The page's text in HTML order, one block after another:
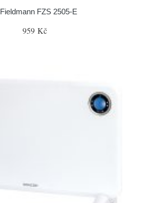
Fieldmann FZS 2505-E
959 Kč